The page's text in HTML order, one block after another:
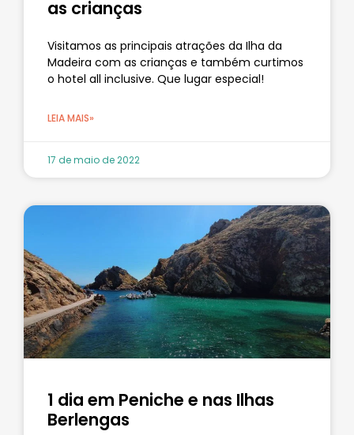
as crianças
Visitamos as principais atrações da Ilha da
Madeira com as crianças e também curtimos
o hotel all inclusive. Que lugar especial!
LEIA MAIS»
17 de maio de 2022
1 dia em Peniche e nas Ilhas
Berlengas